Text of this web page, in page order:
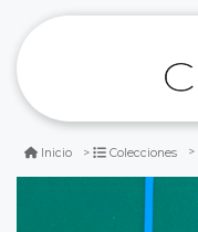
Inicio Colecciones